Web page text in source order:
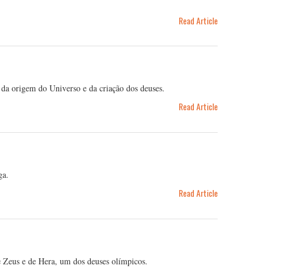
Read Article
origem do Universo e da criação dos deuses.
Read Article
Read Article
e de Hera, um dos deuses olímpicos.